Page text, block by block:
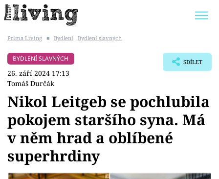
BYDLENÍ SLAVNÝCH
Témata
Bydlení
Zahrada
Prima Living ■ Bydlení Bydlení slavných
BYDLENÍ SLAVNÝCH
26. září 2024 17:13
Tomáš Durčák
SDÍLET
Nikol Leitgeb se pochlubila
pokojem staršího syna. Má
v něm hrad a oblíbené
superhrdiny